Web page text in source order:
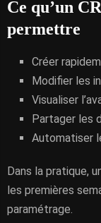
Ce qu’un
permettre
Créer
Modifier les
Visualiser
Partager les
Automatiser
Dans la pratique,
les premières
paramétrage.